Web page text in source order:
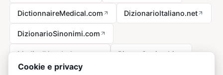
DictionnaireMedical.com DizionarioItaliano.net
DizionarioSinonimi.com
MedicalVocabulary.org RicetteCucina.biz
Cookie e privacy